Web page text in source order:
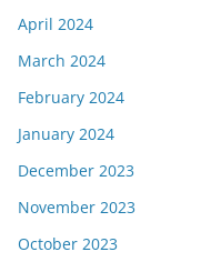
April 2024
March 2024
February 2024
January 2024
December 2023
November 2023
October 2023